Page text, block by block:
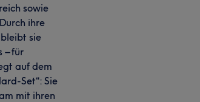
sowie
ihre
sie
– für
auf dem
Set“: Sie
mit ihren